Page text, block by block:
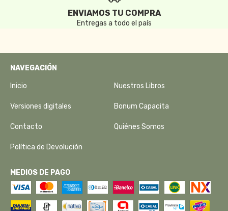
ENVIAMOS TU COMPRA
Entregas a todo el país
NAVEGACIÓN
Inicio Nuestros Libros
Versiones digitales Bonum Capacita
Contacto Quiénes Somos
Política de Devolución
MEDIOS DE PAGO